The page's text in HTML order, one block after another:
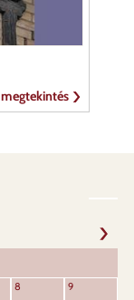
megtekintés
8 9